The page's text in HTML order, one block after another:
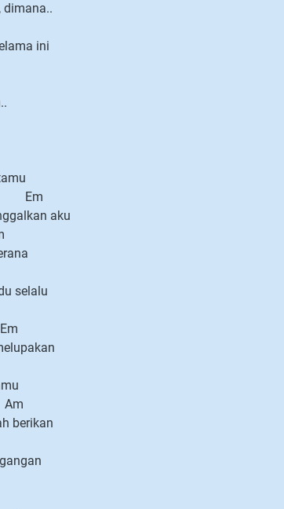
dimana..
ini
aku
selalu
berikan